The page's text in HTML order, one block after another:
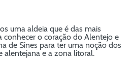
uma aldeia que é das mais
conhecer o coração do Alentejo e
de Sines para ter uma noção dos
alentejana e a zona litoral.